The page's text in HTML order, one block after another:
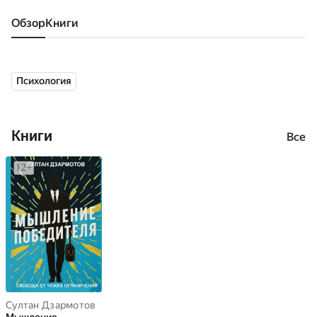
Обзор книги
Психология
Книги Все
Султан Дзармотов